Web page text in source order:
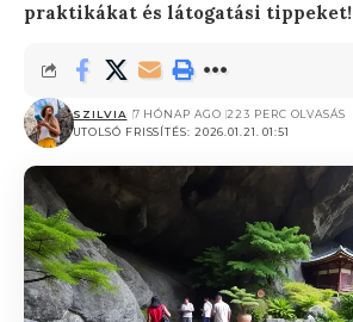
praktikákat és látogatási tippeket!
UTOLSÓ FRISSÍTÉS: 2026.01.21. 01:51
SZILVIA 7 HÓNAP AGO 223 PERC OLVASÁS